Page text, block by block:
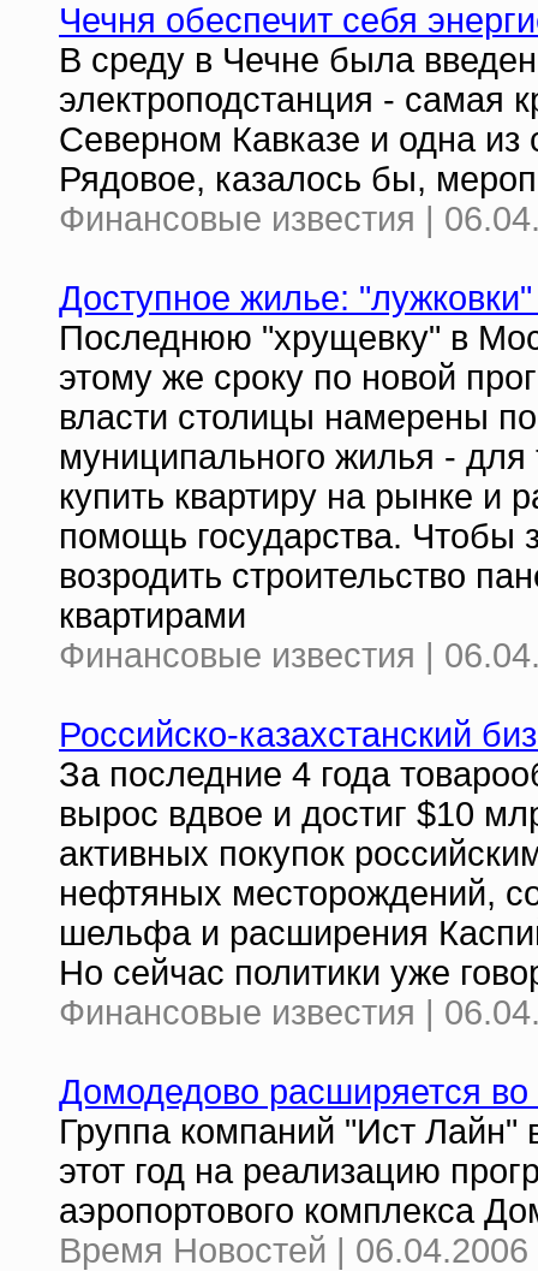
Чечня обеспечит себя
В среду в Чечне была
электроподстанция - самая
Северном Кавказе и одна
Рядовое, казалось бы,
Финансовые известия |
Доступное жилье:
Последнюю "хрущевку" в
этому же сроку по новой
власти столицы намерены
муниципального жилья - для
купить квартиру на рынке и
помощь государства. Чтобы
возродить строительство
квартирами
Финансовые известия |
Российско-казахстанский
За последние 4 года
вырос вдвое и достиг $10
активных покупок
нефтяных месторождений,
шельфа и расширения
Но сейчас политики уже
Финансовые известия |
Домодедово расширяется во
Группа компаний "Ист Лайн"
этот год на реализацию
аэропортового комплекса
Время Новостей | 06.04.2006